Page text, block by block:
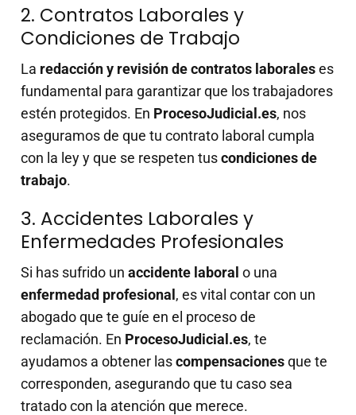
2. Contratos Laborales y
Condiciones de Trabajo
La redacción y revisión de contratos laboraleses
fundamental para garantizar que los trabajadores
estén protegidos. En ProcesoJudicial.es, nos
aseguramos de que tu contrato laboral cumpla
con la ley y que se respeten tuscondiciones de
trabajo.
3. Accidentes Laborales y
Enfermedades Profesionales
Si has sufrido un accidente laboral o una
enfermedad profesional , es vital contar con un
abogado que te guíe en el proceso de
reclamación. En ProcesoJudicial.es, te
ayudamos a obtener lascompensacionesque te
corresponden, asegurando que tu caso sea
tratado con la atención que merece.